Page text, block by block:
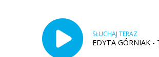
SŁUCHAJ TERAZ
EDYTA GÓRNIAK -